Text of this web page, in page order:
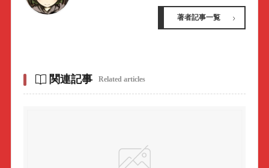
著者記事一覧
関連記事 Related articles